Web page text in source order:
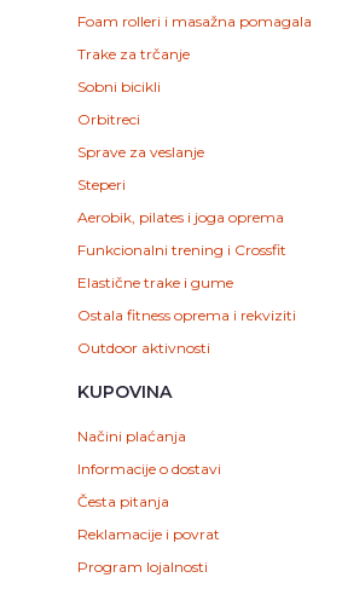
Foam rolleri i masažna pomagala
Trake za trčanje
Sobni bicikli
Orbitreci
Sprave za veslanje
Steperi
Aerobik, pilates i joga oprema
Funkcionalni trening i Crossfit
Elastične trake i gume
Ostala fitness oprema i rekviziti
Outdoor aktivnosti
KUPOVINA
Načini plaćanja
Informacije o dostavi
Česta pitanja
Reklamacije i povrat
Program lojalnosti